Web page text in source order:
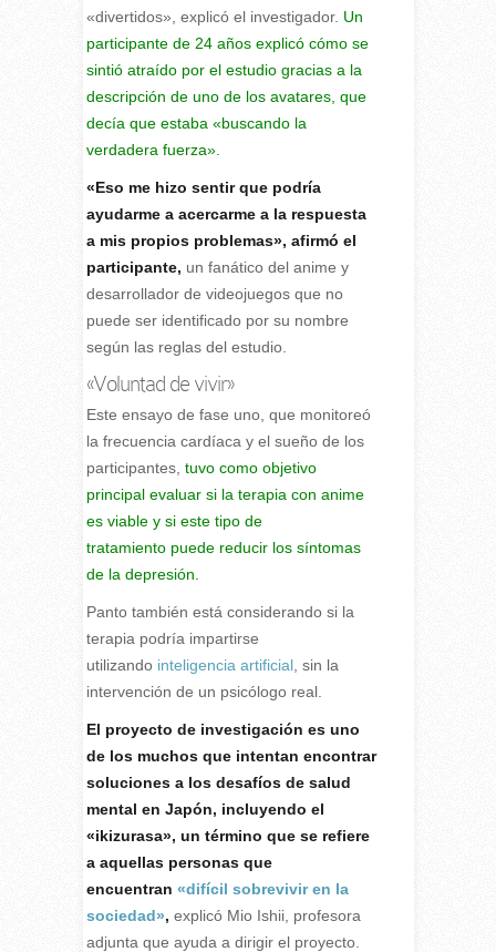
«divertidos», explicó el investigador. Un
participante de 24 años explicó cómo se
sintió atraído por el estudio gracias a la
descripción de uno de los avatares, que
decía que estaba «buscando la
verdadera fuerza».
«Eso me hizo sentir que podría
ayudarme a acercarme a la respuesta
a mis propios problemas», afirmó el
participante, un fanático del anime y
desarrollador de videojuegos que no
puede ser identificado por su nombre
según las reglas del estudio.
«Voluntad de vivir»
Este ensayo de fase uno, que monitoreó
la frecuencia cardíaca y el sueño de los
participantes, tuvo como objetivo
principal evaluar si la terapia con anime
es viable y si este tipo de
tratamiento puede reducir los síntomas
de la depresión.
Panto también está considerando si la
terapia podría impartirse
utilizando inteligencia artificial, sin la
intervención de un psicólogo real.
El proyecto de investigación es uno
de los muchos que intentan encontrar
soluciones a los desafíos de salud
mental en Japón, incluyendo el
«ikizurasa», un término que se refiere
a aquellas personas que
encuentran «difícil sobrevivir en la
sociedad», explicó Mio Ishii, profesora
adjunta que ayuda a dirigir el proyecto.